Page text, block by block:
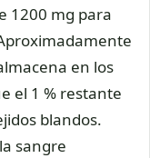
1200 mg para
en los
el 1 % restante
blandos.
sangre